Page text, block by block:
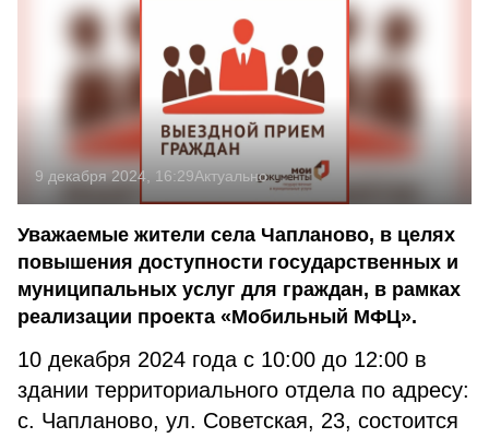
9 декабря 2024, 16:29Актуально
Уважаемые жители села Чапланово, в целях
повышения доступности государственных и
муниципальных услуг для граждан, в рамках
реализации проекта «Мобильный МФЦ».
10 декабря 2024 года с 10:00 до 12:00 в
здании территориального отдела по адресу:
с. Чапланово, ул. Советская, 23, состоится